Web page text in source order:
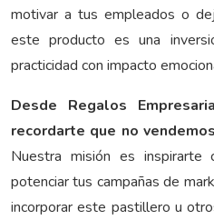
motivar a tus empleados o
este producto es una
practicidad con impacto
Desde Regalos
recordarte que no
Nuestra misión es inspirarte
potenciar tus campañas de
incorporar este pastillero u